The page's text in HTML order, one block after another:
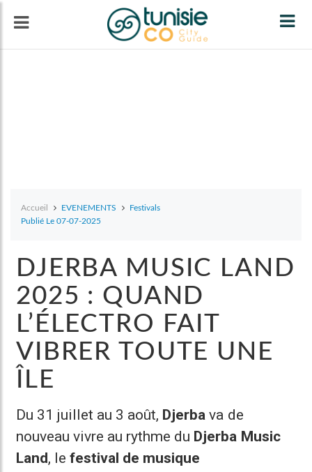
Accueil EVENEMENTS
Festivals
Publié Le 07-07-2025
DJERBA MUSIC LAND
2025 : QUAND
L’ÉLECTRO FAIT
VIBRER TOUTE UNE
ÎLE
Du 31 juillet au 3 août, Djerba va de
nouveau vivre au rythme du Djerba Music
Land, lefestival de musique